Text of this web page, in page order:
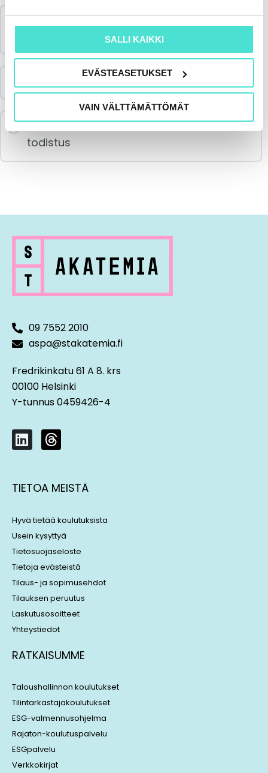
SALLI KAIKKI
EVÄSTEASETUKSET
VAIN VÄLTTÄMÄTTÖMÄT
Kotimainen yritysverotus | Syksy 2024
Jakson sisältö
0/3 luennoista
Tappioiden siirtyminen
yritysjärjestelyissä (kesto 32 min)
Sovintokorvauksen verokohtelu (kesto 7
min)
Palautekysely 4.10.2024
Merkitse koulutus suoritetuksi & lataa
todistus
09 7552 2010
aspa@stakatemia.fi
Fredrikinkatu 61 A 8. krs
00100 Helsinki
Y-tunnus 0459426-4
L
i
k
e
i
n
T
h
e
a
s
TIETOA MEISTÄ
Hyvä tietää koulutuksista
Usein kysyttyä
Tietosuojaseloste
Tietoja evästeistä
Tilaus- ja sopimusehdot
Tilauksen peruutus
Laskutusosoitteet
Yhteystiedot
RATKAISUMME
Taloushallinnon koulutukset
Tilintarkastajakoulutukset
ESG-valmennusohjelma
Rajaton-koulutuspalvelu
ESGpalvelu
Verkkokirjat